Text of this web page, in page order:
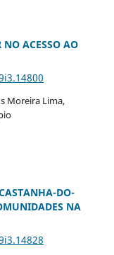
ACESSO AO
Moreira Lima,
DO-
NA